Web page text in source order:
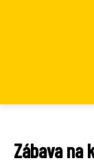
Zábava na